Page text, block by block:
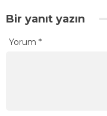
Bir yanıt yazın
Yorum *